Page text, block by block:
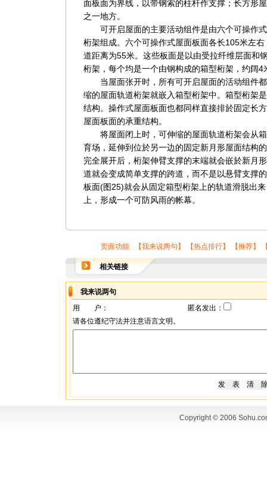
面板面为界线，以带钢索的柱杆作支撑；长方形
之一地方。
可开启屋面的主要活动组件是由六个可操作式
桁架组成。六个可操作式屋面板面各长105米左
道距离为55米。这些板面是以由受拉纤维层面和
桁架，每个均是一个由钢构成的箱型桁架，约阔
当屋面张开时，所有可开启屋面的活动组件都
缩的屋面轨道桁架就嵌入箱型桁架中。箱型桁架
结构。操作式屋面板面也都同样直接排於固定长
屋面板面的承重结构。
将屋面闭上时，可伸缩的屋面轨道桁架会从箱
育场，延伸到位於另一边的固定新月形屋面结构
完全展开后，桁架伸臂支撑的末端就会嵌於新月
道就会变成简单支撑的跨道，而不是以悬臂支撑
板面(图25)就会从固定箱型桁架上的轨道滑脱出
上，形成一个可防风雨的帐幕。
页面功能 【我来说两句 】 【热点排行】 【推荐】
相关链接
我来说两句
用 户：
匿名发出：
请各位遵纪守法并注意语言文明。
Copyright © 2006